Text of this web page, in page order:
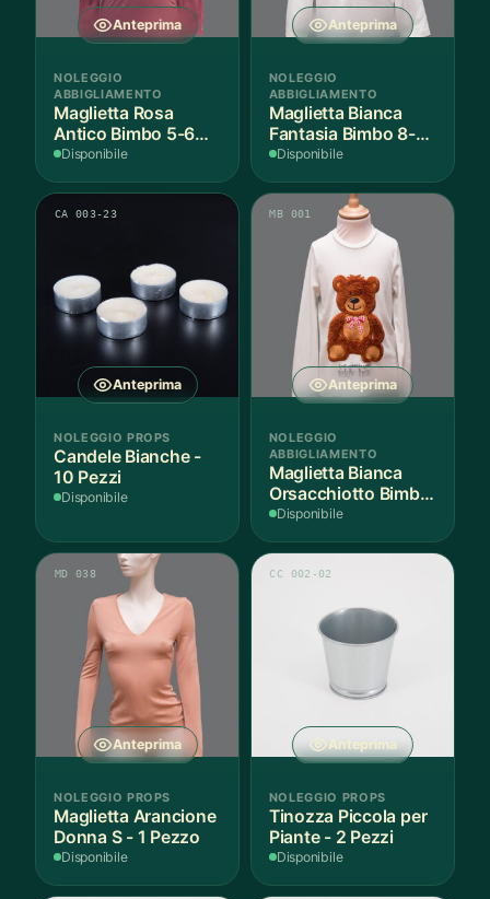
Anteprima
NOLEGGIO
ABBIGLIAMENTO
Maglietta Rosa
Antico Bimbo 5-6
Anni Cotone - 1
Disponibile
Anteprima
NOLEGGIO
ABBIGLIAMENTO
Maglietta Bianca
Fantasia Bimbo 8-9
Anni Cotone - 1
Disponibile
Anteprima
CA 003-23
NOLEGGIO PROPS
Candele Bianche -
10 Pezzi
Disponibile
Anteprima
MB 001
NOLEGGIO
ABBIGLIAMENTO
Maglietta Bianca
Orsacchiotto Bimbo
6-7 Anni Cotone - 1
Disponibile
Anteprima
MD 038
NOLEGGIO PROPS
Maglietta Arancione
Donna S - 1 Pezzo
Disponibile
Anteprima
CC 002-02
NOLEGGIO PROPS
Tinozza Piccola per
Piante - 2 Pezzi
Disponibile